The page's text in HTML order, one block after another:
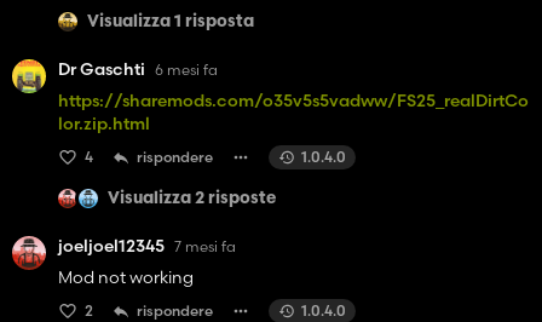
Visualizza 1 risposta
Dr Gaschti 6 mesi fa
https://sharemods.com/o35v5s5vadww/FS25_realDirtCo
lor.zip.html
4 rispondere 1.0.4.0
Visualizza 2 risposte
joeljoel12345 7 mesi fa
Mod not working
2 rispondere 1.0.4.0